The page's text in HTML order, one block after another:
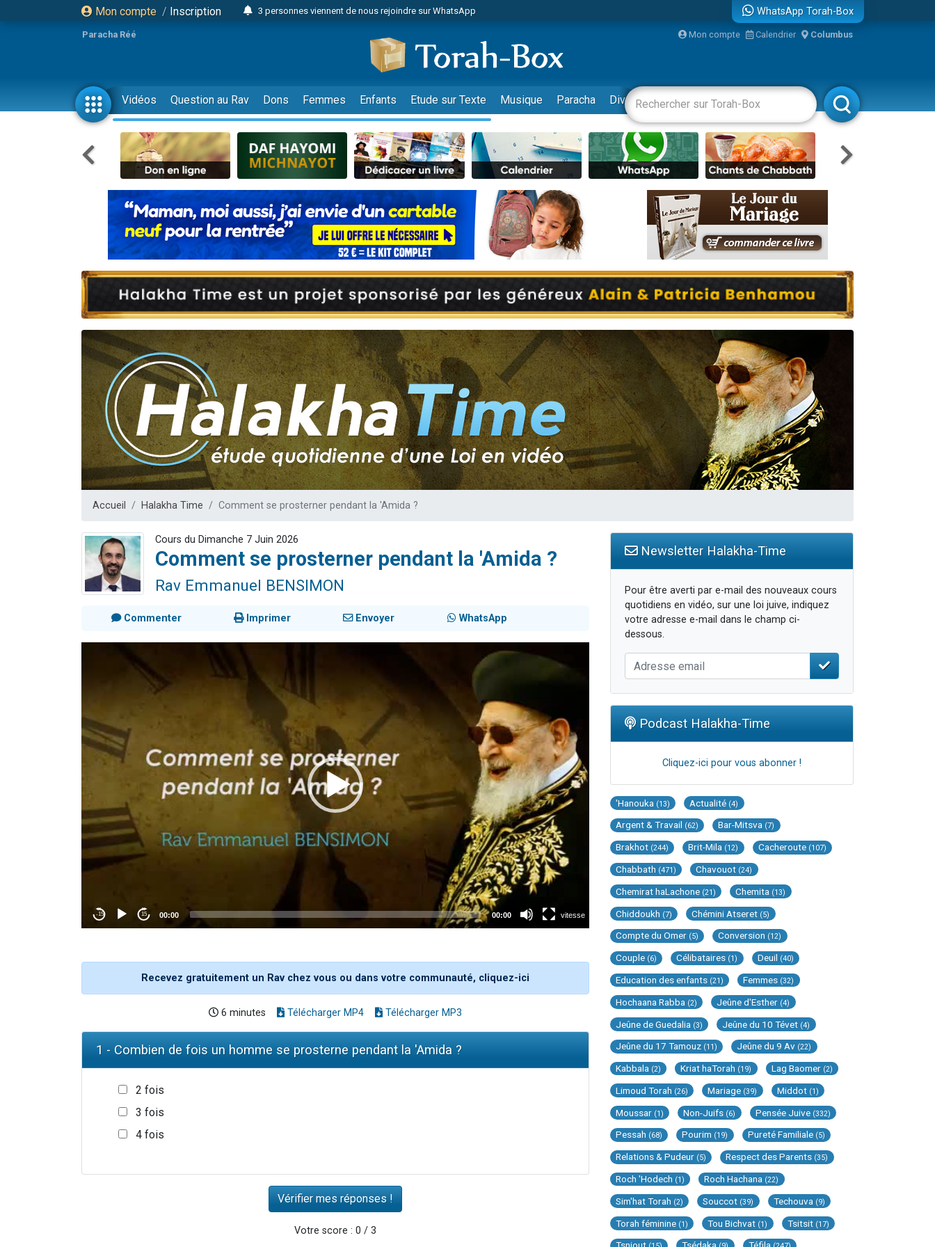
Mon compte / Inscription
Odaya vient de donner son Maasser
3 personnes viennent de faire un don pour Diane, 80 ans, dans un appartement insalubre
2 personnes viennent de nous rejoindre sur WhatsApp
13 personnes viennent de demander une bénédiction
30 personnes viennent de faire un don pour Sauvez la jambe de Yohan
Il reste 49 places pour étudier en groupe sur Zoom
12 nouvelles musiques dans Torah-Box Music
3 personnes viennent de nous rejoindre sur WhatsApp
2 personnes viennent de nous rejoindre sur WhatsApp
2 nouvelles musiques dans Torah-Box Music
3 personnes viennent de nous rejoindre sur WhatsApp
8 personnes viennent de faire un don pour Tsédaka : pauvres d'Israel
Nouvelle émission radio : Visions de grandeur n°104 : Le Chabbath et le Birkat Hamazone à travers le temps
61 personnes viennent de demander une bénédiction
Ariel vient de donner son Maasser
Nathaniel vient de donner son Maasser
4 personnes viennent de nous rejoindre sur WhatsApp
WhatsApp Torah-Box
Paracha Réé Mon compte Calendrier Columbus
Vidéos Question au Rav Dons Femmes Enfants Etude sur Texte Musique Paracha Divertissements Livres Rabbanim
Accueil Halakha Time Comment se prosterner pendant la 'Amida ?
Cours du Dimanche 7 Juin 2026
Comment se prosterner pendant la 'Amida ?
Rav Emmanuel BENSIMON
Commenter Imprimer Envoyer WhatsApp
Recevez gratuitement un Rav chez vous ou dans votre communauté, cliquez-ici
6 minutes Télécharger MP4 Télécharger MP3
1 - Combien de fois un homme se prosterne pendant la 'Amida ?
2 fois
3 fois
4 fois
Votre score : 0 / 3
Newsletter Halakha-Time
Pour être averti par e-mail des nouveaux cours
quotidiens en vidéo, sur une loi juive, indiquez
votre adresse e-mail dans le champ ci-
dessous.
Podcast Halakha-Time
Cliquez-ici pour vous abonner !
'Hanouka (13) Actualité (4)
Argent & Travail (62) Bar-Mitsva (7)
Brakhot (244) Brit-Mila (12) Cacheroute (107)
Chabbath (471) Chavouot (24)
Chemirat haLachone (21) Chemita (13)
Chiddoukh (7) Chémini Atseret (5)
Compte du Omer (5) Conversion (12)
Couple (6) Célibataires (1) Deuil (40)
Education des enfants (21) Femmes (32)
Hochaana Rabba (2) Jeûne d'Esther (4)
Jeûne de Guedalia (3) Jeûne du 10 Tévet (4)
Jeûne du 17 Tamouz (11) Jeûne du 9 Av (22)
Kabbala (2) Kriat haTorah (19) Lag Baomer (2)
Limoud Torah (26) Mariage (39) Middot (1)
Moussar (1) Non-Juifs (6) Pensée Juive (332)
Pessah (68) Pourim (19) Pureté Familiale (5)
Relations & Pudeur (5) Respect des Parents (35)
Roch 'Hodech (1) Roch Hachana (22)
Sim'hat Torah (2) Souccot (39) Techouva (9)
Torah féminine (1) Tou Bichvat (1) Tsitsit (17)